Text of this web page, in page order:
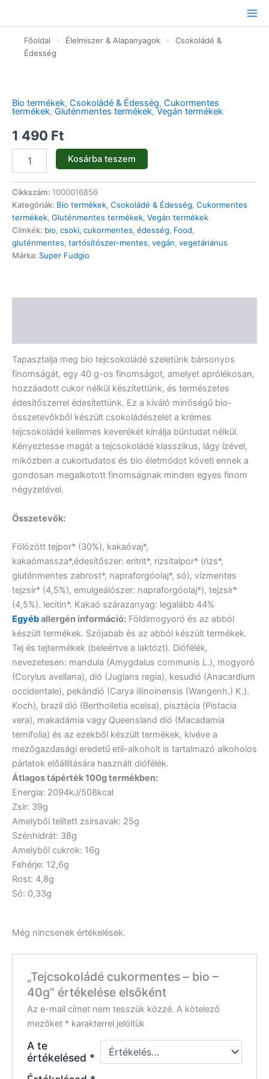
tartalomhoz
Főoldal › Élelmiszer & Alapanyagok ›
Csokoládé &
Édesség
Bio termékek, Csokoládé & Édesség, Cukormentes
termékek, Gluténmentes termékek,Vegán termékek
1 490 Ft
bio
40g
mennyiség
Kosárba teszem
Cikkszám: 1000016856
Kategóriák: Bio termékek, Csokoládé & Édesség, Cukormentes
termékek, Gluténmentes termékek, Vegán termékek
Címkék: bio, csoki, cukormentes, édesség, Food,
gluténmentes, tartósítószer-mentes, vegán, vegetáriánus
Márka: Super Fudgio
Tapasztalja meg bio tejcsokoládé szeletünk bársonyos
finomságát, egy 40 g-os finomságot, amelyet aprólékosan,
hozzáadott cukor nélkül készítettünk, és természetes
édesítőszerrel édesítettünk. Ez a kiváló minőségű bio-
összetevőkből készült csokoládészelet a krémes
tejcsokoládé kellemes keverékét kínálja bűntudat nélkül.
Kényeztesse magát a tejcsokoládé klasszikus, lágy ízével,
miközben a cukortudatos és bio életmódot követi ennek a
gondosan megalkotott finomságnak minden egyes finom
négyzetével.
Összetevők:
Fölözött tejpor* (30%), kakaóvaj*,
kakaómassza*,édesítőszer: eritrit*, rizsitalpor* (rizs*,
gluténmentes zabrost*, napraforgóolaj*, só), vízmentes
tejzsír* (4,5%), emulgeálószer: napraforgóolaj*), tejzsír*
(4,5%). lecitin*. Kakaó szárazanyag: legalább 44%
Egyéballergén információ: Földimogyoró és az abból
készült termékek. Szójabab és az abból készült termékek.
Tej és tejtermékek (beleértve a laktózt). Diófélék,
nevezetesen: mandula (Amygdalus communis L.), mogyoró
(Corylus avellana), dió (Juglans regia), kesudió (Anacardium
occidentale), pekándió (Carya illinoinensis (Wangenh.) K.).
Koch), brazil dió (Bertholletia ecelsa), pisztácia (Pistacia
vera), makadámia vagy Queensland dió (Macadamia
ternifolia) és az ezekből készült termékek, kivéve a
mezőgazdasági eredetű etil-alkoholt is tartalmazó alkoholos
párlatok előállítására használt diófélék.
Átlagos tápérték 100g termékben:
Energia: 2094kJ/508kcal
Zsír: 39g
Amelyből telített zsírsavak: 25g
Szénhidrát: 38g
Amelyből cukrok: 16g
Fehérje: 12,6g
Rost: 4,8g
Só: 0,33g
Még nincsenek értékelések.
„Tejcsokoládé cukormentes – bio –
40g” értékelése elsőként
Az e-mail címet nem tesszük közzé. A kötelező
mezőket * karakterrel jelöltük
A te
értékelésed *